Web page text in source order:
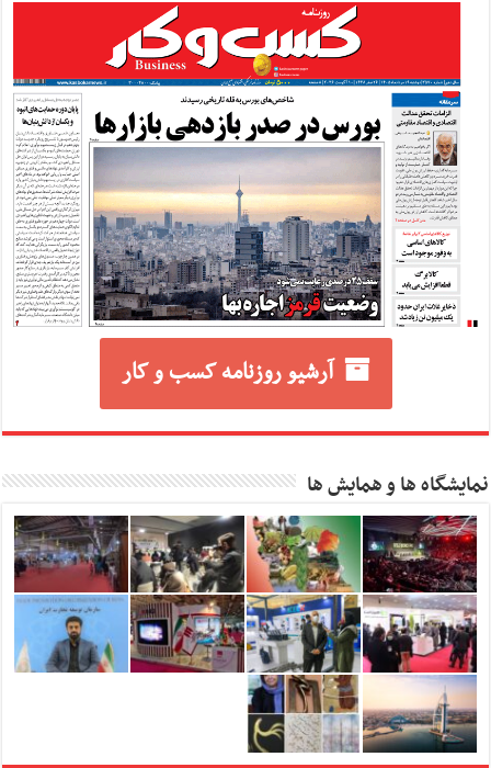
آرشیو روزنامه کسب و کار
نمایشگاه ها و همایش ها